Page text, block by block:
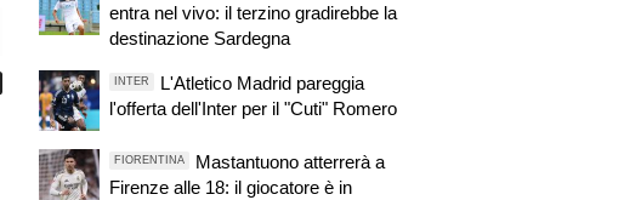
entra nel vivo: il terzino gradirebbe la
destinazione Sardegna
INTER
L'Atletico Madrid pareggia
l'offerta dell'Inter per il "Cuti" Romero
FIORENTINA
Mastantuono atterrerà a
Firenze alle 18: il giocatore è in